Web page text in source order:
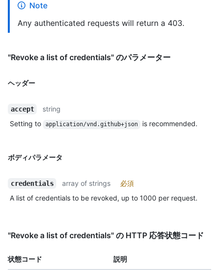
Note
Any authenticated requests will return a 403.
"Revoke a list of credentials" のパラメーター
ヘッダー
accept
string
Setting to
application/vnd.github+json is recommended.
ボディパラメータ
credentials array of strings
必須
A list of credentials to be revoked, up to 1000 per request.
"Revoke a list of credentials" の HTTP 応答状態コード
状態コード 説明